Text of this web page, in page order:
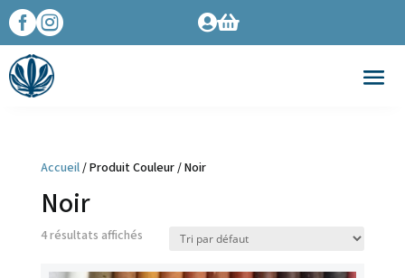
 
Accueil/ Produit Couleur / Noir
Noir
4 résultats affichés